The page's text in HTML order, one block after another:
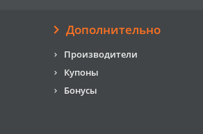
Дополнительно
Производители
Купоны
Бонусы